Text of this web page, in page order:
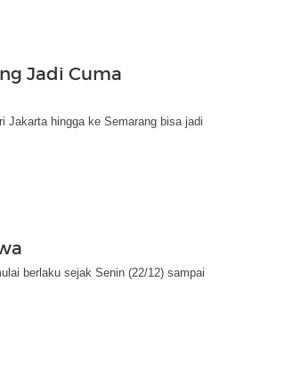
Jadi Cuma
Jakarta hingga ke Semarang bisa jadi
berlaku sejak Senin (22/12) sampai